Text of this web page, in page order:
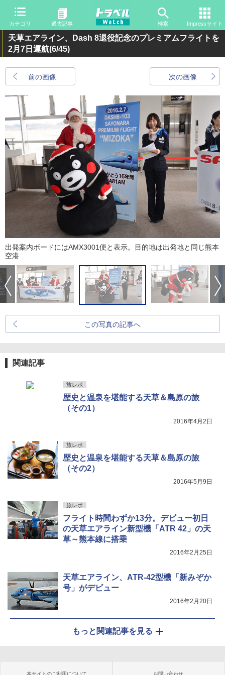
カテゴリ 過去記事 検索 Impressサイト
天草エアライン、Dash 8退役記念のプレミアムフライトを
2月7日運航(6/45)
前の画像 次の画像
出発案内ボードにはAMX3001便と表示。目的地は出発地と同じ熊本
空港
この写真の記事へ
関連記事
旅レポ
歴史と温泉を堪能する天草＆島原の旅
（その1）
2016年4月2日
旅レポ
歴史と温泉を堪能する天草＆島原の旅
（その2）
2016年5月9日
旅レポ
フライト時間わずか13分。デビュー初日
の天草エアライン新型機「ATR 42」の天
草～熊本線に搭乗
2016年2月25日
天草エアライン、ATR-42型機「新みぞか
号」がデビュー
2016年2月20日
もっと関連記事を見る
本サイトのご利用について お問い合わせ